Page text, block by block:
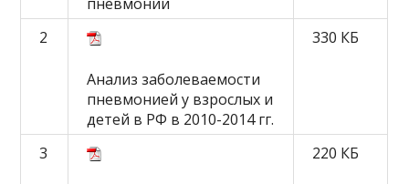
2
Анализ заболеваемости
пневмонией у взрослых и
детей в РФ в 2010-2014 гг.
330 КБ
3 220 КБ